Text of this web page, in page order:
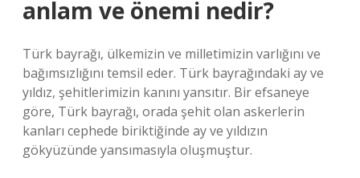
anlam ve önemi nedir?
Türk bayrağı, ülkemizin ve milletimizin varlığını ve
bağımsızlığını temsil eder. Türk bayrağındaki ay ve
yıldız, şehitlerimizin kanını yansıtır. Bir efsaneye
göre, Türk bayrağı, orada şehit olan askerlerin
kanları cephede biriktiğinde ay ve yıldızın
gökyüzünde yansımasıyla oluşmuştur.